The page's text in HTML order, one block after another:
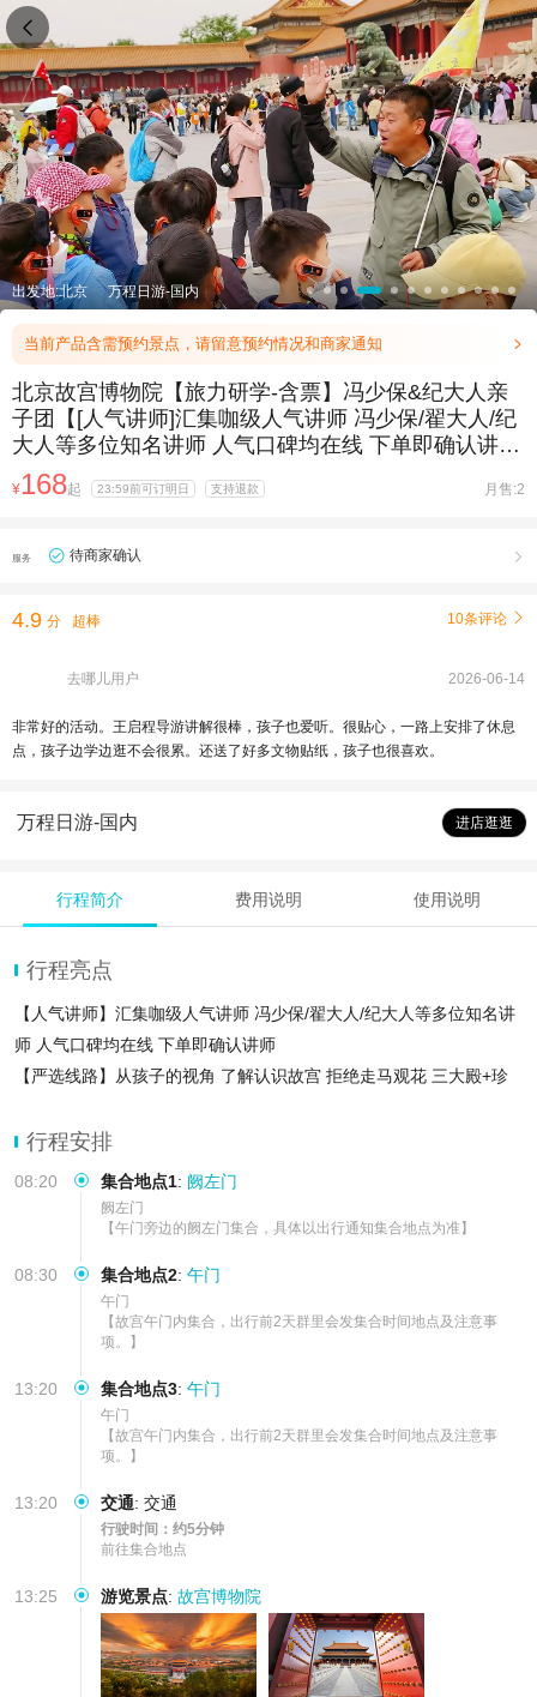
出发地:北京 万程日游-国内
当前产品含需预约景点，请留意预约情况和商家通知 
北京故宫博物院【旅力研学-含票】冯少保&纪大人亲
子团【[人气讲师]汇集咖级人气讲师 冯少保/翟大人/纪
大人等多位知名讲师 人气口碑均在线 下单即确认讲
师】
¥168起 23:59前可订明日 支持退款 月售:2
服务 待商家确认 
4.9 分 超棒 10条评论 
去哪儿用户 2026-06-14
非常好的活动。王启程导游讲解很棒，孩子也爱听。很贴心，一路上安排了休息
点，孩子边学边逛不会很累。还送了好多文物贴纸，孩子也很喜欢。
万程日游-国内 进店逛逛
行程简介 费用说明 使用说明
行程亮点
【人气讲师】汇集咖级人气讲师 冯少保/翟大人/纪大人等多位知名讲
师 人气口碑均在线 下单即确认讲师
【严选线路】从孩子的视角 了解认识故宫 拒绝走马观花 三大殿+珍
【大咖导游】专业讲解老师 深度解读故宫历史及大殿建筑等级作用
互动式讲解 开启儿童趣味学习新体
行程安排
08:20 集合地点1: 阙左门
阙左门
【午门旁边的阙左门集合，具体以出行通知集合地点为准】
08:30 集合地点2: 午门
午门
【故宫午门内集合，出行前2天群里会发集合时间地点及注意事
项。】
13:20 集合地点3: 午门
午门
【故宫午门内集合，出行前2天群里会发集合时间地点及注意事
项。】
13:20 交通: 交通
行驶时间：约5分钟
前往集合地点
13:25 游览景点: 故宫博物院
